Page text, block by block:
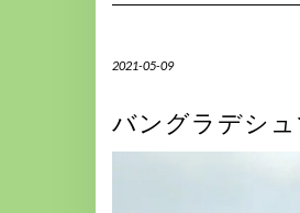
2021-05-09
バングラデシ